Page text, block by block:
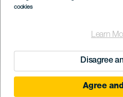
cookies
Learn
Disagree
Agree
EVENEMANGET HÅLLS